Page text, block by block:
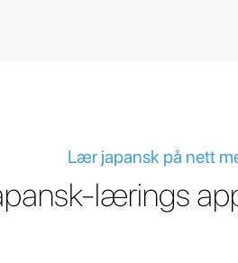
Lær japansk på nett
lærings